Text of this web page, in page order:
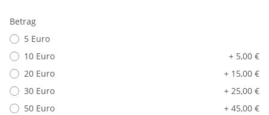
Betrag
5 Euro
10 Euro
+ 5,00 €
20 Euro
+ 15,00 €
30 Euro
+ 25,00 €
50 Euro
+ 45,00 €